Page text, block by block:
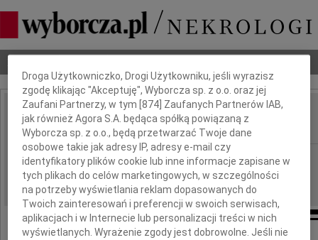
IMIĘ I NAZWISKO: Jerzy Antoni Janik
REGION: Kraków
DATA EMISJI: 23.03.2012
Dbamy o Twoją prywatność
Droga Użytkowniczko, Drogi Użytkowniku, jeśli wyrazisz
zgodę klikając "Akceptuję", Wyborcza sp. z o.o. oraz jej
Zaufani Partnerzy, w tym [874 ] Zaufanych Partnerów IAB,
jak również Agora S.A. będąca spółką powiązaną z
Wyborcza sp. z o.o., będą przetwarzać Twoje dane
osobowe takie jak adresy IP, adresy e-mail czy
identyfikatory plików cookie lub inne informacje zapisane w
tych plikach do celów marketingowych, w szczególności
na potrzeby wyświetlania reklam dopasowanych do
Twoich zainteresowań i preferencji w swoich serwisach,
aplikacjach i w Internecie lub personalizacji treści w nich
wyświetlanych. Wyrażenie zgody jest dobrowolne. Jeśli nie